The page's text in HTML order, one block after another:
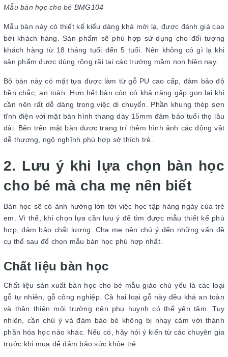
Mẫu bàn học cho bé BMG104
Mẫu bàn này có thiết kế kiểu dáng khá mới lạ, được đánh giá cao
bởi khách hàng. Sản phẩm sẽ phù hợp sử dụng cho đối tượng
khách hàng từ 18 tháng tuổi đến 5 tuổi. Nên không có gì lạ khi
sản phẩm được dùng rộng rãi tại các trường mầm non hiện nay.
Bộ bàn này có mặt tựa được làm từ gỗ PU cao cấp, đảm bảo độ
bền chắc, an toàn. Hơn hết bàn còn có khả năng gấp gọn lại khi
cần nên rất dễ dàng trong việc di chuyển. Phần khung thép sơn
tĩnh điện với mặt bàn hình thang dày 15mm đảm bảo tuổi thọ lâu
dài. Bên trên mặt bàn được trang trí thêm hình ảnh các động vật
dễ thương, ngộ nghĩnh phù hợp sở thích trẻ.
2. Lưu ý khi lựa chọn bàn học
cho bé mà cha mẹ nên biết
Bàn học sẽ có ảnh hưởng lớn tới việc học tập hàng ngày của trẻ
em. Vì thế, khi chọn lựa cần lưu ý để tìm được mẫu thiết kế phù
hợp, đảm bảo chất lượng. Cha mẹ nên chú ý đến những vấn đề
cụ thể sau để chọn mẫu bàn học phù hợp nhất.
Chất liệu bàn học
Chất liệu sản xuất bàn học cho bé mẫu giáo chủ yếu là các loại
gỗ tự nhiên, gỗ công nghiệp. Cả hai loại gỗ này đều khá an toàn
và thân thiện môi trường nên phụ huynh có thể yên tâm. Tuy
nhiên, cần chú ý và đảm bảo bé không bị nhạy cảm với thành
phần hóa học nào khác. Nếu có, hãy hỏi ý kiến từ các chuyên gia
trước khi mua để đảm bảo sức khỏe trẻ.